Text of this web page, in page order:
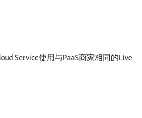
Service使用与PaaS商家相同的Live